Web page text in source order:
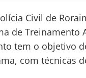
Civil de
de Treinamento
tem o objetivo
com técnicas